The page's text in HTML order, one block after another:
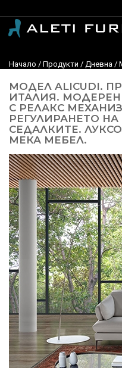
Начало / Продукти / Дневна /
МОДЕЛ ALICUDI.
ИТАЛИЯ.
С РЕЛАКС
РЕГУЛИРАНЕТО
СЕДАЛКИТЕ.
МЕКА МЕБЕЛ.